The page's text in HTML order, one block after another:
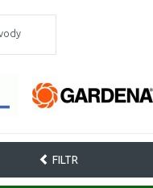
FILTR